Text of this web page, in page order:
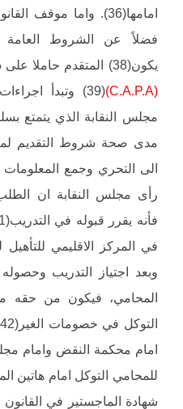
فضلاً عن الشروط العامة
يكون(38) المتقدم حاملا على شهادة الكفاءة لمهنة المحاماة
(C.A.P.A)
(39) وتبدأ
مجلس النقابة الذي يتمتع
مدى صحة شروط التقديم
رأى مجلس النقابة ان
في المركز الاقليمي للتأهيل
وبعد اجتياز التدريب
المحامي، فيكون من حقه
امام محكمة النقض وامام
للمحامي التوكل امام هاتين
شهادة الماجستير في